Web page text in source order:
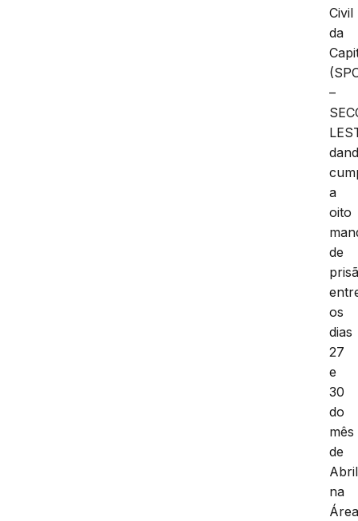
Civil
da
–
a
oito
de
os
dias
27
e
30
do
mês
de
na